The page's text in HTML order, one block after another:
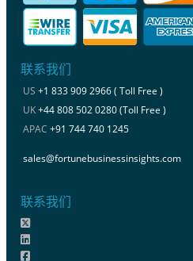
联系我们
US +1 833 909 2966 ( Toll Free )
UK+44 808 502 0280 (Toll Free )
APAC +91 744 740 1245
sales@fortunebusinessinsights.com
联系我们